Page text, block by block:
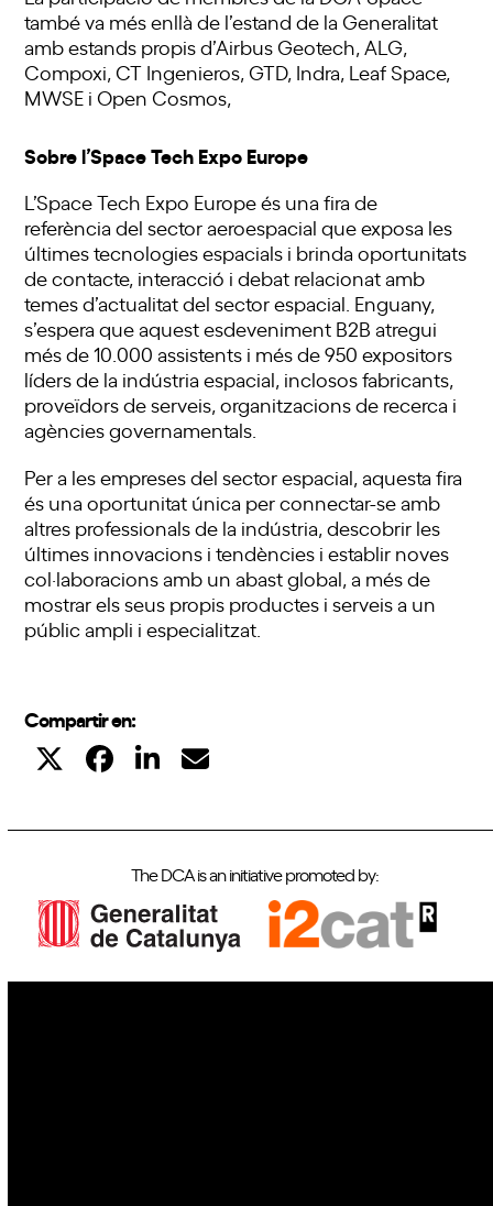
també va més enllà de l’estand de la Generalitat
amb estands propis d’Airbus Geotech, ALG,
Compoxi, CT Ingenieros, GTD, Indra, Leaf Space,
MWSE i Open Cosmos,
Sobre l’Space Tech Expo Europe
L’Space Tech Expo Europe és una fira de
referència del sector aeroespacial que exposa les
últimes tecnologies espacials i brinda oportunitats
de contacte, interacció i debat relacionat amb
temes d’actualitat del sector espacial. Enguany,
s’espera que aquest esdeveniment B2B atregui
més de 10.000 assistents i més de 950 expositors
líders de la indústria espacial, inclosos fabricants,
proveïdors de serveis, organitzacions de recerca i
agències governamentals.
Per a les empreses del sector espacial, aquesta fira
és una oportunitat única per connectar-se amb
altres professionals de la indústria, descobrir les
últimes innovacions i tendències i establir noves
col·laboracions amb un abast global, a més de
mostrar els seus propis productes i serveis a un
públic ampli i especialitzat.
Compartir en:
The DCA is an initiative promoted by: